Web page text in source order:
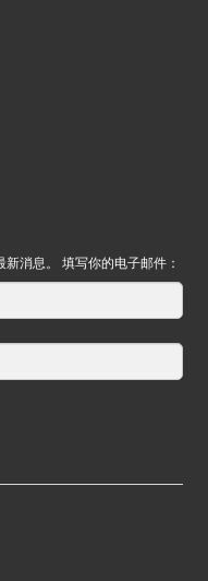
消息。 填写你的电子邮件：